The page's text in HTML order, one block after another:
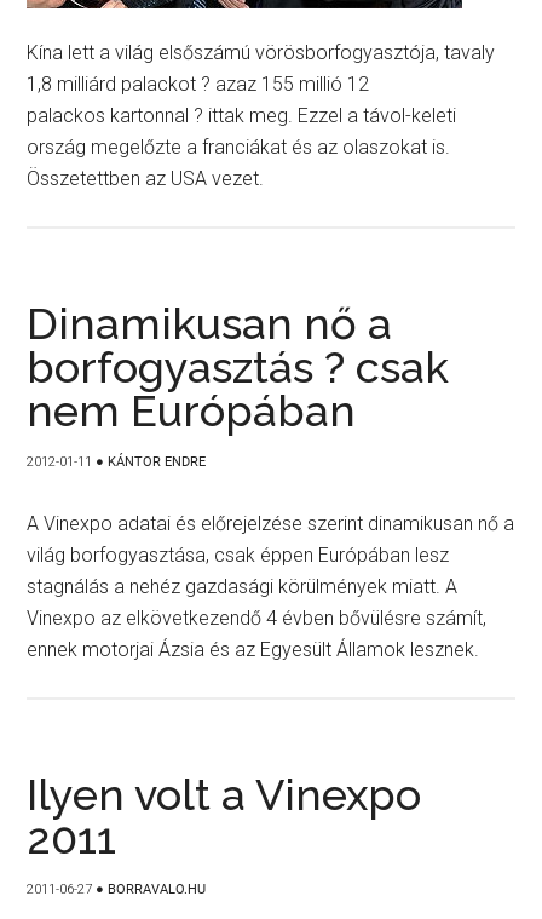
Kína lett a világ elsőszámú vörösborfogyasztója, tavaly
1,8 milliárd palackot ? azaz 155 millió 12
palackos kartonnal ? ittak meg. Ezzel a távol-keleti
ország megelőzte a franciákat és az olaszokat is.
Összetettben az USA vezet.
Dinamikusan nő a
borfogyasztás ? csak
nem Európában
2012-01-11 ● KÁNTOR ENDRE
A Vinexpo adatai és előrejelzése szerint dinamikusan nő a
világ borfogyasztása, csak éppen Európában lesz
stagnálás a nehéz gazdasági körülmények miatt. A
Vinexpo az elkövetkezendő 4 évben bővülésre számít,
ennek motorjai Ázsia és az Egyesült Államok lesznek.
Ilyen volt a Vinexpo
2011
2011-06-27 ● BORRAVALO.HU